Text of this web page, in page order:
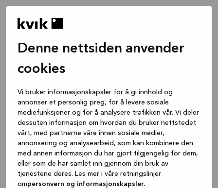
Denne nettsiden anvender
cookies
Vi bruker informasjonskapsler for å gi innhold og
annonser et personlig preg, for å levere sosiale
mediefunksjoner og for å analysere trafikken vår. Vi deler
dessuten informasjon om hvordan du bruker nettstedet
vårt, med partnerne våre innen sosiale medier,
annonsering og analysearbeid, som kan kombinere den
med annen informasjon du har gjort tilgjengelig for dem,
eller som de har samlet inn gjennom din bruk av
tjenestene deres. Les mer i våre retningslinjer
ompersonvern og informasjonskapsler.